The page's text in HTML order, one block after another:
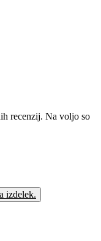
recenzij. Na voljo so
izdelek.